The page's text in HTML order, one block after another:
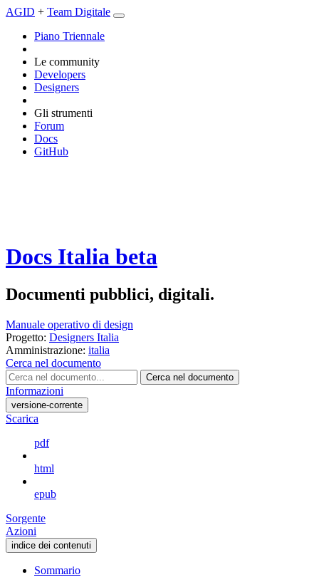
AGID + Team Digitale
Piano Triennale
Le community
Developers
Designers
Gli strumenti
Forum
Docs
GitHub
Docs Italia beta
Documenti pubblici, digitali.
Manuale operativo di design
Progetto: Designers Italia
Amministrazione: italia
Cerca nel documento
Cerca nel documento
Informazioni
versione-corrente
Scarica
pdf
html
epub
Sorgente
Azioni
indice dei contenuti
Sommario